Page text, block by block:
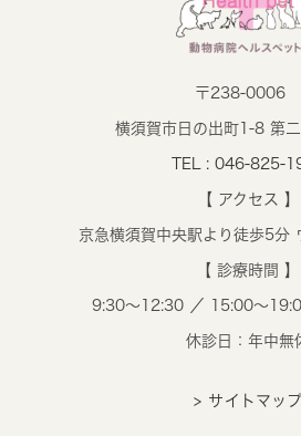
〒238-0006
横須賀市日の出町1-8 第
TEL : 046-825-
【 アクセス 】
京急横須賀中央駅より徒歩5分
【 診療時間 】
9:30～12:30 ／ 15:00～
休診日：年中無
> サイトマップ